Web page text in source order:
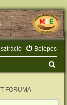
Belépés
FÓRUMA